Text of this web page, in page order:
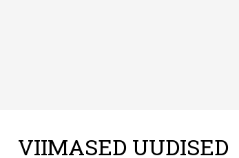
VIIMASED UUDISED